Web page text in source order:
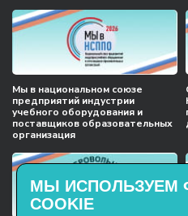
Мы в национальном союзе
предприятий индустрии
учебного оборудования и
поставщиков образовательных
организация
МЫ ИСПОЛЬЗУЕМ
COOKIE